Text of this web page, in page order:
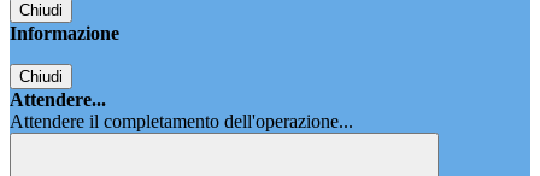
Chiudi
Informazione
Chiudi
Attendere...
Attendere il completamento dell'operazione...